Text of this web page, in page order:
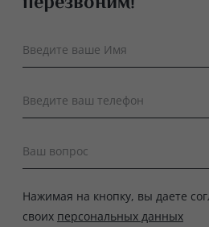
Введите ваше Имя
Введите ваш телефон
Ваш вопрос
Нажимая на кнопку, вы даете
своих персональных данных